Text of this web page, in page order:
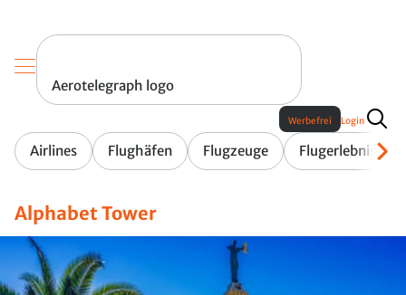
Aerotelegraph logo
Airlines Flughäfen Flugzeuge Flugerlebnis
Werbefrei Login
Alphabet Tower